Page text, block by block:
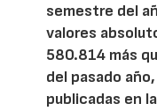
semestre del
valores
580.814 más
del pasado
publicadas en